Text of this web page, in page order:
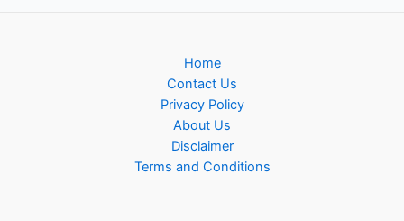
Home
Contact Us
Privacy Policy
About Us
Disclaimer
Terms and Conditions